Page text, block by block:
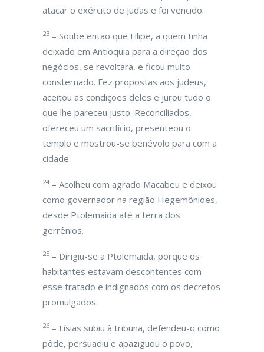
atacar o exército de Judas e foi vencido.
23 – Soube então que Filipe, a quem tinha
deixado em Antioquia para a direção dos
negócios, se revoltara, e ficou muito
consternado. Fez propostas aos judeus,
aceitou as condições deles e jurou tudo o
que lhe pareceu justo. Reconciliados,
ofereceu um sacrifício, presenteou o
templo e mostrou-se benévolo para com a
cidade.
24 – Acolheu com agrado Macabeu e deixou
como governador na região Hegemônides,
desde Ptolemaida até a terra dos
gerrênios.
25 – Dirigiu-se a Ptolemaida, porque os
habitantes estavam descontentes com
esse tratado e indignados com os decretos
promulgados.
26 – Lísias subiu à tribuna, defendeu-o como
pôde, persuadiu e apaziguou o povo,